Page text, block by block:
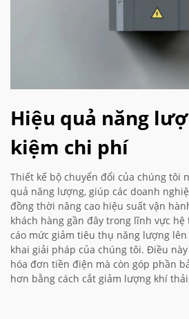
Hiệu quả năng
kiệm chi phí
Thiết kế bộ chuyển đổi của chúng tôi
quả năng lượng, giúp các doanh
đồng thời nâng cao hiệu suất vận
khách hàng gần đây trong lĩnh vực
cáo mức giảm tiêu thụ năng lượng
khai giải pháp của chúng tôi. Điều
hóa đơn tiền điện mà còn góp phần
hơn bằng cách cắt giảm lượng khí